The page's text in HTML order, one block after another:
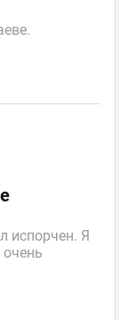
испорчен. Я